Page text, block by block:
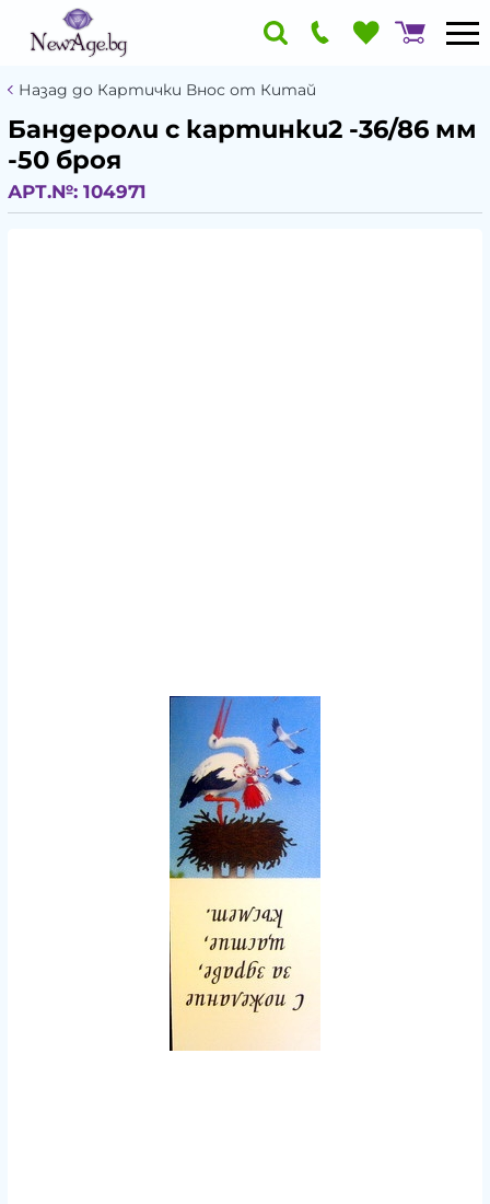
Назад до Картички Внос от Китай
Бандероли с картинки2 -36/86 мм
-50 броя
АРТ.№: 104971